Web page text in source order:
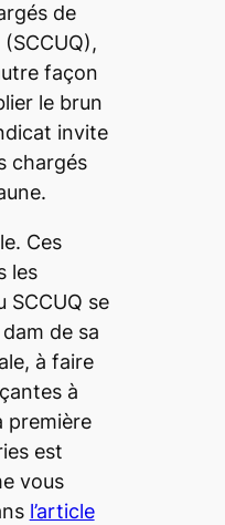
de
(SCCUQ),
façon
le brun
invite
chargés
Ces
les
SCCUQ se
de sa
à faire
à
première
est
vous
l’article